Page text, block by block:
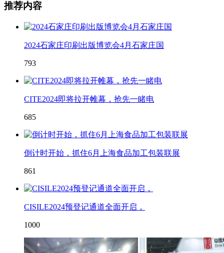
推荐内容
2024石家庄印刷出版博览会4月石家庄国
793
CITE2024即将拉开帷幕，抢先一睹电
685
倒计时开始，抓住6月上海食品加工包装联展
861
CISILE2024预登记通道全面开启，
1000